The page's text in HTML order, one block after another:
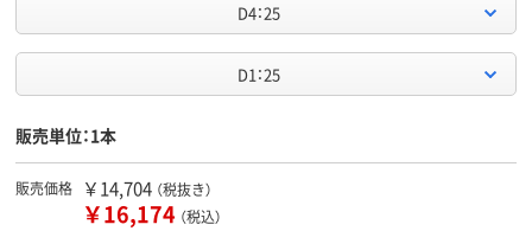
D4：25
D1：25
販売単位：1本
販売価格 ￥14,704 （税抜き）
￥16,174 （税込）